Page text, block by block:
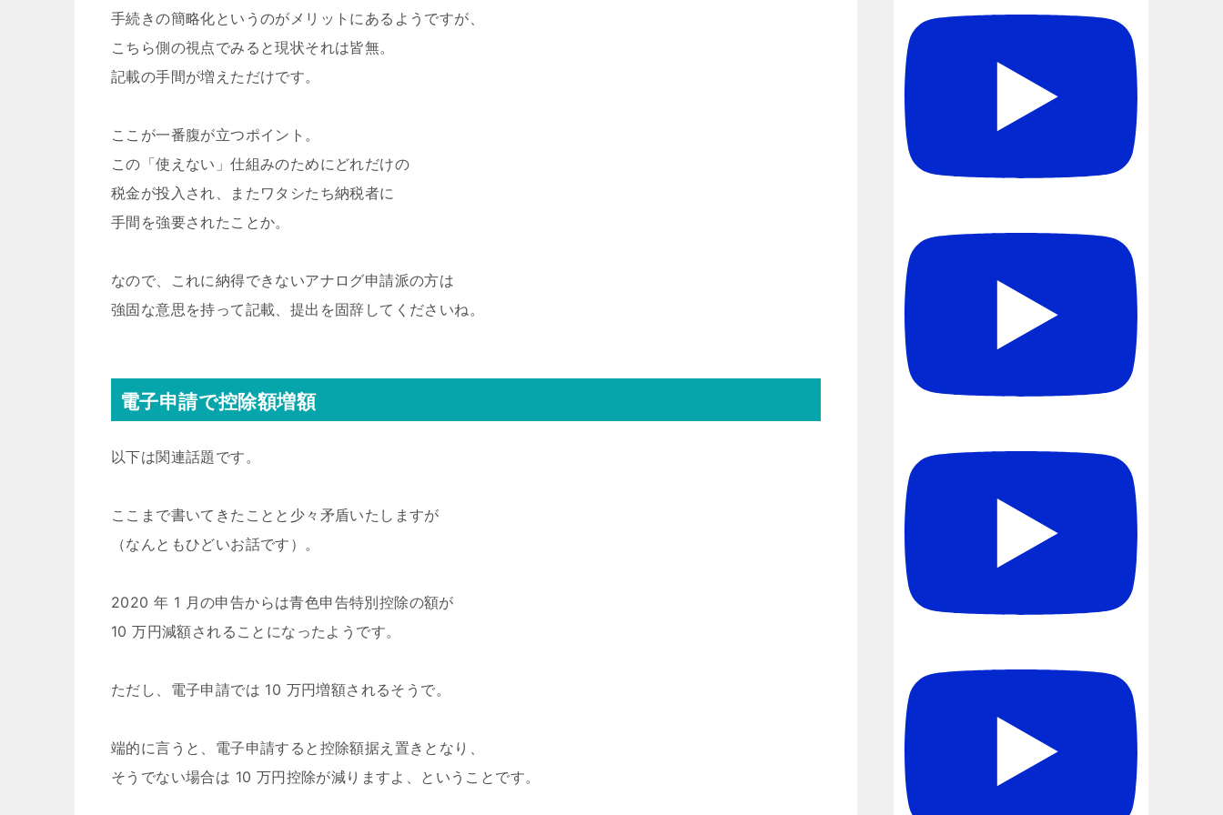
手続きの簡略化というのがメリットにあるようですが、
こちら側の視点でみると現状それは皆無。
記載の手間が増えただけです。
ここが一番腹が立つポイント。
この「使えない」仕組みのためにどれだけの
税金が投入され、またワタシたち納税者に
手間を強要されたことか。
なので、これに納得できないアナログ申請派の方は
強固な意思を持って記載、提出を固辞してくださいね。
電子申請で控除額増額
以下は関連話題です。
ここまで書いてきたことと少々矛盾いたしますが
（なんともひどいお話です）。
2020 年 1 月の申告からは青色申告特別控除の額が
10 万円減額されることになったようです。
ただし、電子申請では 10 万円増額されるそうで。
端的に言うと、電子申請すると控除額据え置きとなり、
そうでない場合は 10 万円控除が減りますよ、ということです。